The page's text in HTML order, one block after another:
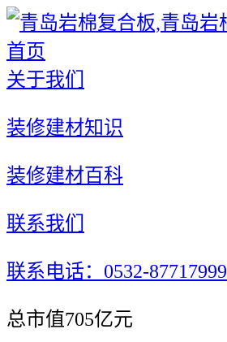
首页
关于我们
装修建材知识
装修建材百科
联系我们
联系电话：0532-87717999
总市值705亿元